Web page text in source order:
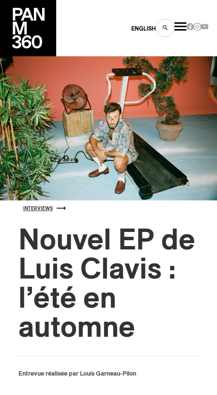
ENGLISH
INTERVIEWS
Nouvel EP de
Luis Clavis :
l’été en
automne
Entrevue réalisée par Louis Garneau-Pilon